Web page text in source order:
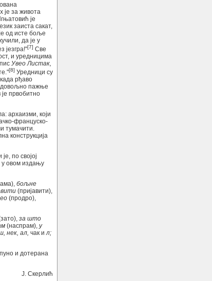
је за живота
је
заиста сакат,
од исте боље
да је у
језгра!"[7] Све
и уредницима
Увео Листак,
[8] Уредници су
рђаво
довољно пажње
је првобитно
архаизми, који
француско-
тумачити.
конструкција
по својој
у овом издању
бољне
(пријавити),
(продро),
за што
(наспрам), у
нек, ал, чак ил;
и дотерана
Ј. Скерлић